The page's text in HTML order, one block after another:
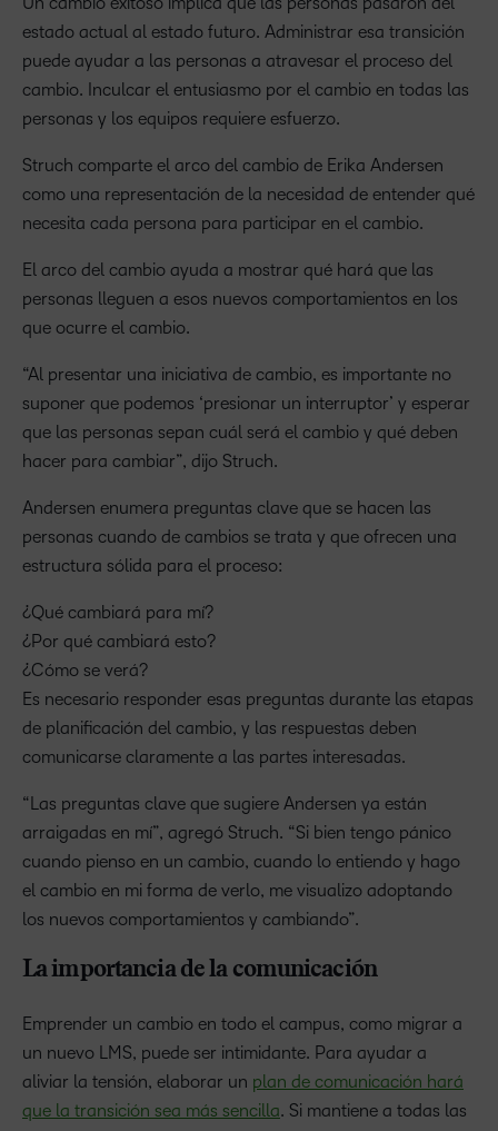
estado actual al estado futuro. Administrar esa transición
puede ayudar a las personas a atravesar el proceso del
cambio. Inculcar el entusiasmo por el cambio en todas las
personas y los equipos requiere esfuerzo.
Struch comparte el arco del cambio de Erika Andersen
como una representación de la necesidad de entender qué
necesita cada persona para participar en el cambio.
El arco del cambio ayuda a mostrar qué hará que las
personas lleguen a esos nuevos comportamientos en los
que ocurre el cambio.
“Al presentar una iniciativa de cambio, es importante no
suponer que podemos ‘presionar un interruptor’ y esperar
que las personas sepan cuál será el cambio y qué deben
hacer para cambiar”, dijo Struch.
Andersen enumera preguntas clave que se hacen las
personas cuando de cambios se trata y que ofrecen una
estructura sólida para el proceso:
¿Qué cambiará para mí?
¿Por qué cambiará esto?
¿Cómo se verá?
Es necesario responder esas preguntas durante las etapas
de planificación del cambio, y las respuestas deben
comunicarse claramente a las partes interesadas.
“Las preguntas clave que sugiere Andersen ya están
arraigadas en mí”, agregó Struch. “Si bien tengo pánico
cuando pienso en un cambio, cuando lo entiendo y hago
el cambio en mi forma de verlo, me visualizo adoptando
los nuevos comportamientos y cambiando”.
La importancia de la comunicación
Emprender un cambio en todo el campus, como migrar a
un nuevo LMS, puede ser intimidante. Para ayudar a
aliviar la tensión, elaborar un plan de comunicación hará
que la transición sea más sencilla. Si mantiene a todas las